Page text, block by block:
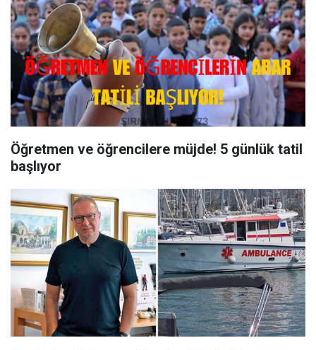
Öğretmen ve öğrencilere müjde! 5 günlük tatil
başlıyor